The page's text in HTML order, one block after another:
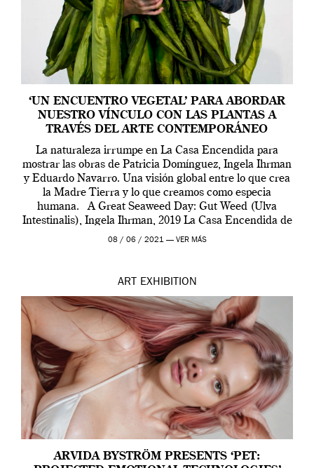
‘UN ENCUENTRO VEGETAL’ PARA ABORDAR
NUESTRO VÍNCULO CON LAS PLANTAS A
TRAVÉS DEL ARTE CONTEMPORÁNEO
La naturaleza irrumpe en La Casa Encendida para
mostrar las obras de Patricia Domínguez, Ingela Ihrman
y Eduardo Navarro. Una visión global entre lo que crea
la Madre Tierra y lo que creamos como especia
humana. A Great Seaweed Day: Gut Weed (Ulva
Intestinalis), Ingela Ihrman, 2019 La Casa Encendida de
Madrid y la Wellcome […]
08 / 06 / 2021 — VER MÁS
ART EXHIBITION
ARVIDA BYSTRÖM PRESENTS ‘PET: